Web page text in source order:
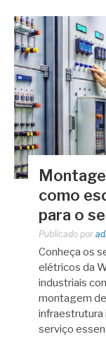
como
para o
Publicado por
Conheça os
elétricos da
industriais
montagem
infraestrutura
serviço